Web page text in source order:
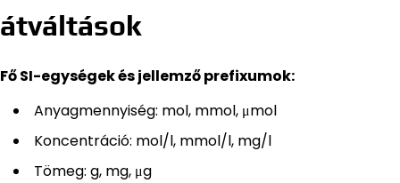
átváltások
Fő SI-egységek és jellemző prefixumok:
Anyagmennyiség: mol, mmol, μmol
Koncentráció: mol/l, mmol/l, mg/l
Tömeg: g, mg, μg